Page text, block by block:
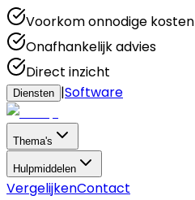
Voorkom onnodige kosten
Onafhankelijk advies
Direct inzicht
Diensten |Software
Thema's
Hulpmiddelen
VergelijkenContact